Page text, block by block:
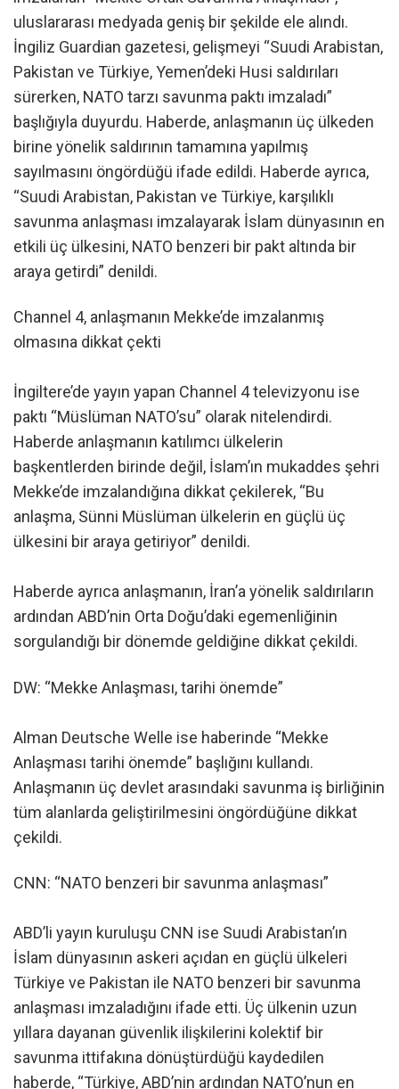
uluslararası medyada geniş bir şekilde ele alındı.
İngiliz Guardian gazetesi, gelişmeyi “Suudi Arabistan,
Pakistan ve Türkiye, Yemen’deki Husi saldırıları
sürerken, NATO tarzı savunma paktı imzaladı”
başlığıyla duyurdu. Haberde, anlaşmanın üç ülkeden
birine yönelik saldırının tamamına yapılmış
sayılmasını öngördüğü ifade edildi. Haberde ayrıca,
“Suudi Arabistan, Pakistan ve Türkiye, karşılıklı
savunma anlaşması imzalayarak İslam dünyasının en
etkili üç ülkesini, NATO benzeri bir pakt altında bir
araya getirdi” denildi.
Channel 4, anlaşmanın Mekke’de imzalanmış
olmasına dikkat çekti
İngiltere’de yayın yapan Channel 4 televizyonu ise
paktı “Müslüman NATO’su” olarak nitelendirdi.
Haberde anlaşmanın katılımcı ülkelerin
başkentlerden birinde değil, İslam’ın mukaddes şehri
Mekke’de imzalandığına dikkat çekilerek, “Bu
anlaşma, Sünni Müslüman ülkelerin en güçlü üç
ülkesini bir araya getiriyor” denildi.
Haberde ayrıca anlaşmanın, İran’a yönelik saldırıların
ardından ABD’nin Orta Doğu’daki egemenliğinin
sorgulandığı bir dönemde geldiğine dikkat çekildi.
DW: “Mekke Anlaşması, tarihi önemde”
Alman Deutsche Welle ise haberinde “Mekke
Anlaşması tarihi önemde” başlığını kullandı.
Anlaşmanın üç devlet arasındaki savunma iş birliğinin
tüm alanlarda geliştirilmesini öngördüğüne dikkat
çekildi.
CNN: “NATO benzeri bir savunma anlaşması”
ABD’li yayın kuruluşu CNN ise Suudi Arabistan’ın
İslam dünyasının askeri açıdan en güçlü ülkeleri
Türkiye ve Pakistan ile NATO benzeri bir savunma
anlaşması imzaladığını ifade etti. Üç ülkenin uzun
yıllara dayanan güvenlik ilişkilerini kolektif bir
savunma ittifakına dönüştürdüğü kaydedilen
haberde, “Türkiye, ABD’nin ardından NATO’nun en